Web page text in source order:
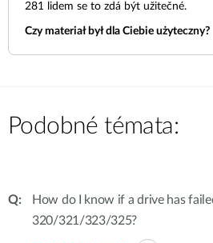
281 lidem se to zdá být užitečné.
Czy materiał był dla Ciebie użyteczny?
Podobné témata:
How do I know if a drive has
320/321/323/325?